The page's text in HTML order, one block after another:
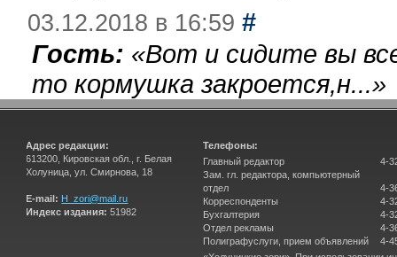
03.12.2018 в 16:59 #
Гость: «Вот и сидите вы
то кормушка закроется,н...»
Адрес редакции:
613200, Кировская обл., г. Белая
Холуница, ул. Смирнова, 18
E-mail: H_zori@mail.ru
Индекс издания: 51982
Телефоны:
Главный редактор
Зам. гл. редактора, компьютерный
отдел
Корреспонденты
Бухгалтерия
Отдел рекламы
Полиграфуслуги, прием объявлений
4-
4-
4-
4-
4-
4-